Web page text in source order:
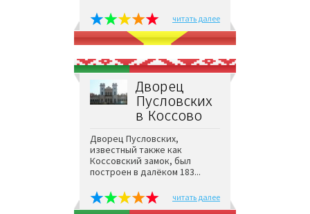
читать далее
Дворец
Пусловских
в Коссово
Дворец Пусловских,
известный также как
Коссовский замок, был
построен в далёком 183...
читать далее